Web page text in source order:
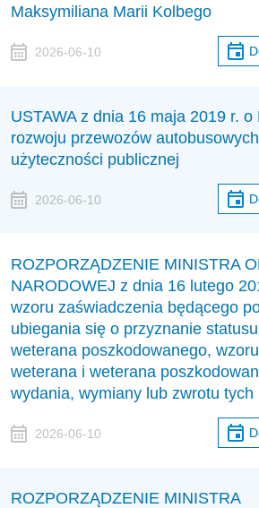
Maksymiliana Marii Kolbego
2026-06-10
USTAWA z dnia 16 maja 2019 r. o
rozwoju przewozów
użyteczności publicznej
2026-06-10
ROZPORZĄDZENIE MINISTRA
NARODOWEJ z dnia 16 lutego
wzoru zaświadczenia będącego
ubiegania się o przyznanie
weterana poszkodowanego,
weterana i weterana
wydania, wymiany lub zwrotu tych
2026-06-10
ROZPORZĄDZENIE MINISTRA